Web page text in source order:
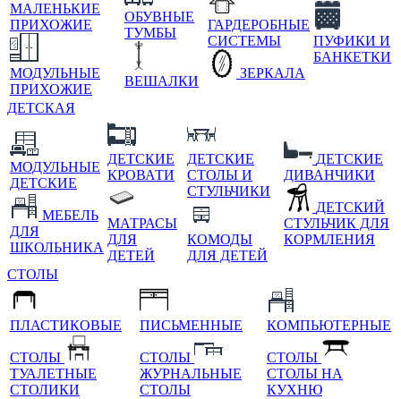
МАЛЕНЬКИЕ
ПРИХОЖИЕ
МОДУЛЬНЫЕ
ПРИХОЖИЕ
ОБУВНЫЕ
ТУМБЫ
ВЕШАЛКИ
ГАРДЕРОБНЫЕ
СИСТЕМЫ
ЗЕРКАЛА
ПУФИКИ И
БАНКЕТКИ
ДЕТСКАЯ
МОДУЛЬНЫЕ
ДЕТСКИЕ
МЕБЕЛЬ
ДЛЯ
ШКОЛЬНИКА
ДЕТСКИЕ
КРОВАТИ
МАТРАСЫ
ДЛЯ
ДЕТЕЙ
ДЕТСКИЕ
СТОЛЫ И
СТУЛЬЧИКИ
КОМОДЫ
ДЛЯ ДЕТЕЙ
ДЕТСКИЕ
ДИВАНЧИКИ
ДЕТСКИЙ
СТУЛЬЧИК ДЛЯ
КОРМЛЕНИЯ
СТОЛЫ
ПЛАСТИКОВЫЕ
СТОЛЫ
ТУАЛЕТНЫЕ
СТОЛИКИ
ПИСЬМЕННЫЕ
СТОЛЫ
ЖУРНАЛЬНЫЕ
СТОЛЫ
КОМПЬЮТЕРНЫЕ
СТОЛЫ
СТОЛЫ НА
КУХНЮ